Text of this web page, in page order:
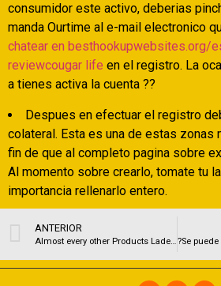
consumidor este activo, deberias
manda Ourtime al e-mail electronico
chatear en besthookupwebsites.org/
reviewcougar life en el registro. La
a tienes activa la cuenta ??
Despues en efectuar el registro
colateral. Esta es una de estas zonas
fin de que al completo pagina sobre
Al momento sobre crearlo, tomate tu
importancia rellenarlo entero.
ANTERIOR